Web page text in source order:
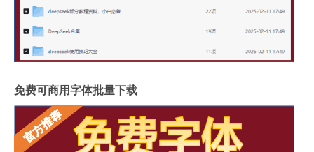
免费可商用字体批量下载